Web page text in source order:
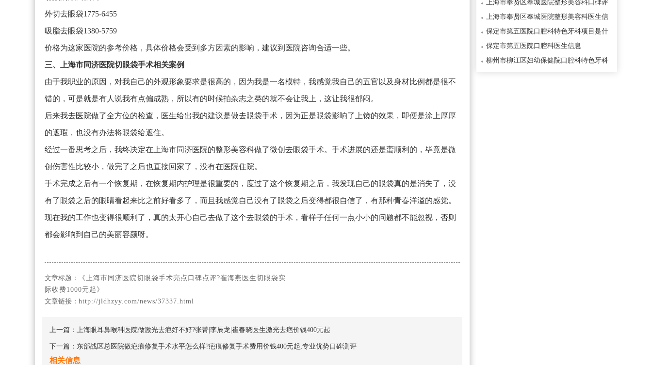
外切去眼袋1775-6455
吸脂去眼袋1380-5759
价格为这家医院的参考价格，具体价格会受到多方因素的影响，建议到医院咨询合适一些。
三、上海市同济医院切眼袋手术相关案例
由于我职业的原因，对我自己的外观形象要求是很高的，因为我是一名模特，我感觉我自己的五官以及身材比例都是很不
错的，可是就是有人说我有点偏成熟，所以有的时候拍杂志之类的就不会让我上，这让我很郁闷。
后来我去医院做了全方位的检查，医生给出我的建议是做去眼袋手术，因为正是眼袋影响了上镜的效果，即便是涂上厚厚
的遮瑕，也没有办法将眼袋给遮住。
经过一番思考之后，我终决定在上海市同济医院的整形美容科做了微创去眼袋手术。手术进展的还是蛮顺利的，毕竟是微
创伤害性比较小，做完了之后也直接回家了，没有在医院住院。
手术完成之后有一个恢复期，在恢复期内护理是很重要的，度过了这个恢复期之后，我发现自己的眼袋真的是消失了，没
有了眼袋之后的眼睛看起来比之前好看多了，而且我感觉自己没有了眼袋之后变得都很自信了，有那种青春洋溢的感觉。
现在我的工作也变得很顺利了，真的太开心自己去做了这个去眼袋的手术，看样子任何一点小小的问题都不能忽视，否则
都会影响到自己的美丽容颜呀。
文章标题：
《上海市同济医院切眼袋手术亮点口碑点评?崔海燕医生切眼袋实
际收费1000元起》
文章链接： http://jldhzyy.com/news/37337.html
上一篇： 上海眼耳鼻喉科医院做激光去疤好不好?张菁|李辰龙|崔春晓医生激光去疤价钱400元起
下一篇： 东部战区总医院做疤痕修复手术水平怎么样?疤痕修复手术费用价钱400元起,专业优势口碑测评
相关信息
上海市奉贤区奉城医院整形美容科口碑评
价 上海市奉贤区奉城医院整形美容科医生信
息 保定市第五医院口腔科特色牙科项目是什
么 保定市第五医院口腔科医生信息
柳州市柳江区妇幼保健院口腔科特色牙科